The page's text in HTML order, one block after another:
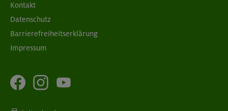
Kontakt
Datenschutz
Barrierefreiheitserklärung
Impressum